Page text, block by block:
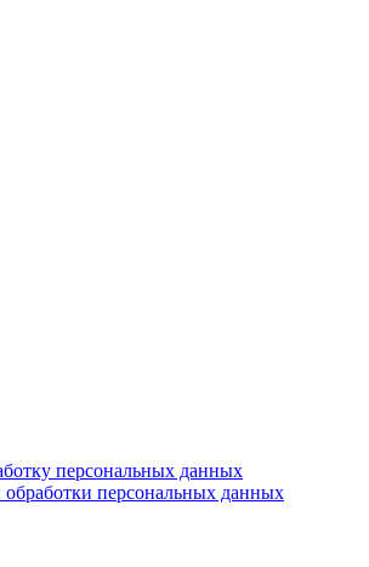
персональных данных
персональных данных